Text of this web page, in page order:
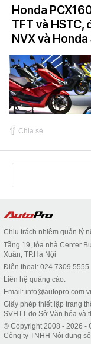
Honda
TFT và HSTC,
NVX và Honda
Chia sẻ
Chịu trách nhiệm quản lý
Tầng 19, tòa nhà Center
Xuân, TP.Hà Nội
Điện thoại: 024 7309 5555
Liên hệ quảng cáo:
Email:
Giấy phép thiết lập trang
SVHTT do Sở Văn hóa và
© Copyright 2008 - 2026 -
Công ty TNHH Nội dung